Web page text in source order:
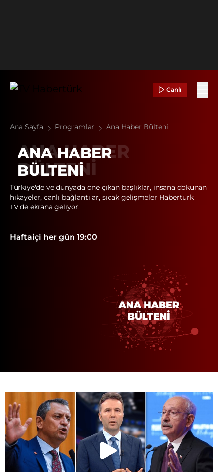
Canlı
Ana Sayfa Programlar Ana Haber Bülteni
ANA HABER
BÜLTENI
Türkiye'de ve dünyada öne çıkan başlıklar, insana dokunan
hikayeler, canlı bağlantılar, sıcak gelişmeler Habertürk
TV'de ekrana geliyor.
Haftaiçi her gün 19:00